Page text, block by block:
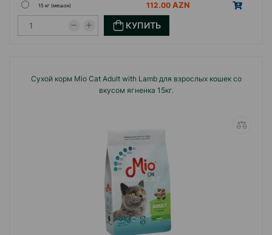
15 кг (мешок) 112.00
КУПИТЬ
Сухой корм Mio Cat Adult with Lamb для взрослых кошек со
вкусом ягненка 15кг.